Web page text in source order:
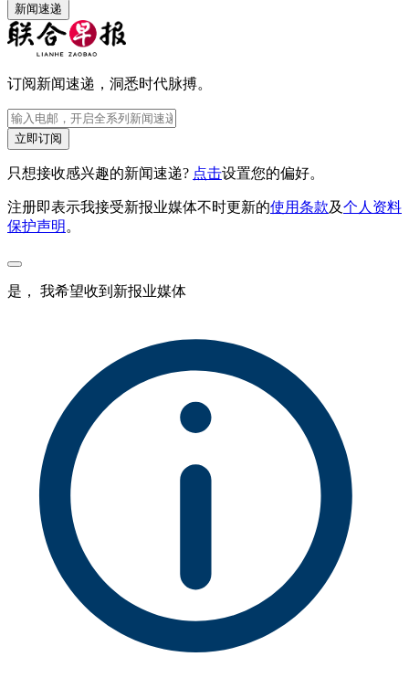
新闻速递
订阅新闻速递，洞悉时代脉搏。
立即订阅
只想接收感兴趣的新闻速递? 点击设置您的偏好。
注册即表示我接受新报业媒体不时更新的使用条款及个人资料
保护声明 。
是， 我希望收到新报业媒体